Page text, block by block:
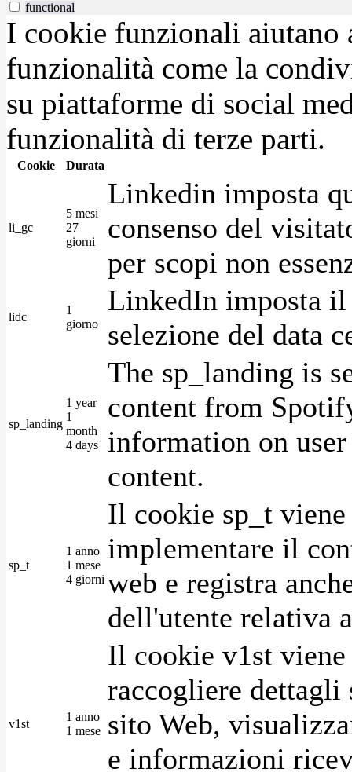
functional
I cookie funzionali aiutano
funzionalità come la
su piattaforme di social
funzionalità di terze parti.
Cookie Durata
li_gc
5 mesi
27
giorni
Linkedin imposta
consenso del
per scopi non
lidc
1
giorno
LinkedIn imposta
selezione del data
sp_landing
1 year
1
month
4 days
The sp_landing is
content from
information on
content.
sp_t
1 anno
1 mese
4 giorni
Il cookie sp_t
implementare il
web e registra
dell'utente relativa
v1st
1 anno
1 mese
Il cookie v1st
raccogliere
sito Web,
e informazioni